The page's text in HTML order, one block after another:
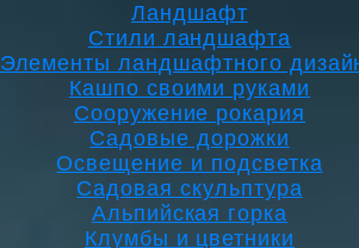
Ландшафт
Стили ландшафта
Элементы ландшафтного
Кашпо своими руками
Сооружение рокария
Садовые дорожки
Освещение и подсветка
Садовая скульптура
Альпийская горка
Клумбы и цветники